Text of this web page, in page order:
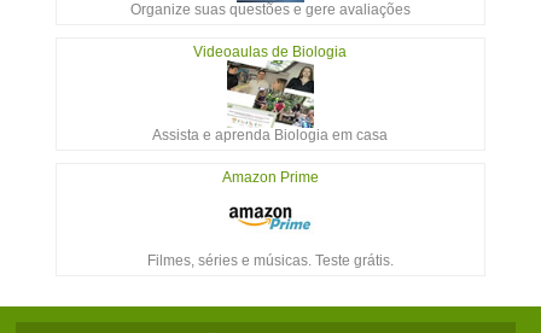
Organize suas questões e gere avaliações
Videoaulas de Biologia
Assista e aprenda Biologia em casa
Amazon Prime
Filmes, séries e músicas. Teste grátis.